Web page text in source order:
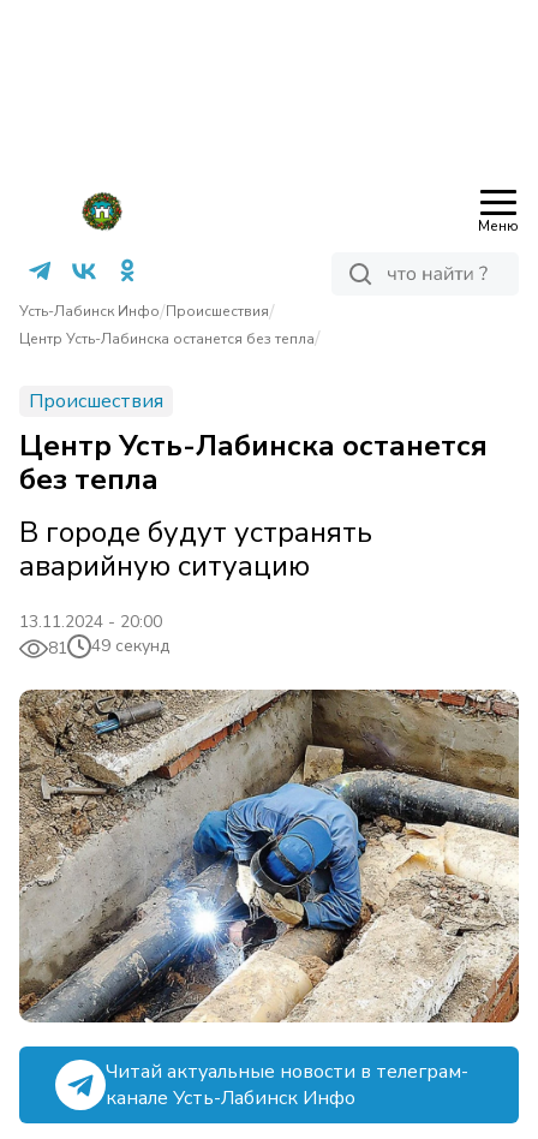
Меню
Усть-Лабинск Инфо/Происшествия/
Центр Усть-Лабинска останется без тепла/
Происшествия
Центр Усть-Лабинска останется
без тепла
В городе будут устранять
аварийную ситуацию
13.11.2024 - 20:00
81
49 секунд
Читай актуальные новости в телеграм-
канале Усть-Лабинск Инфо